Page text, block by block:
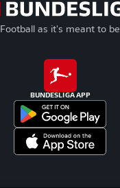
Football as it's meant to be
BUNDESLIGA APP